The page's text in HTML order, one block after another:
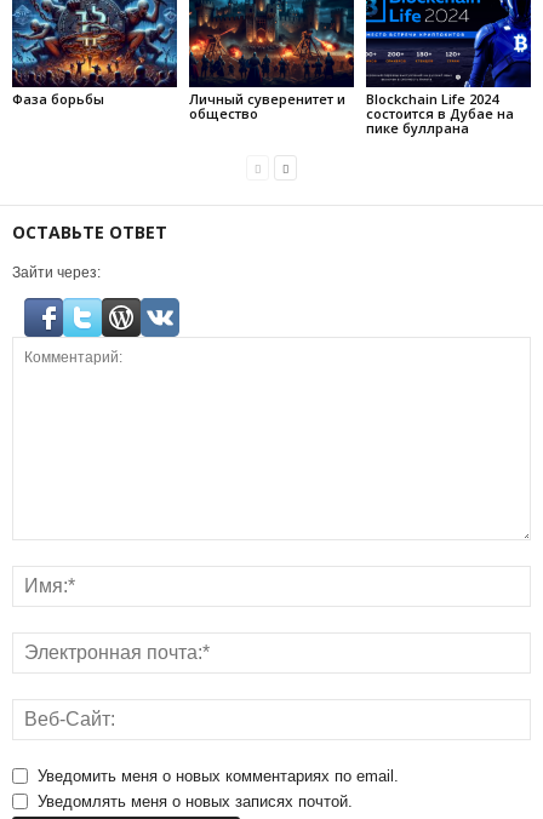
Фаза борьбы
Личный суверенитет и
общество
Blockchain Life 2024
состоится в Дубае на
пике буллрана
ОСТАВЬТЕ ОТВЕТ
Зайти через:
Уведомить меня о новых комментариях по email.
Уведомлять меня о новых записях почтой.